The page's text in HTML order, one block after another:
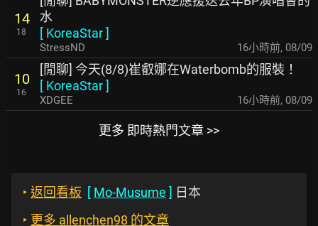
14
18
水
[ KoreaStar]
StressND 16小時前, 08/09
10
16
[閒聊] 今天(8/8)崔叡娜在Waterbomb的服裝！
[ KoreaStar]
XDGEE 16小時前, 08/09
更多 即時熱門文章 >>
‣ 返回看板 [ Mo-Musume ] 日本
‣ 更多 allenchen98 的文章